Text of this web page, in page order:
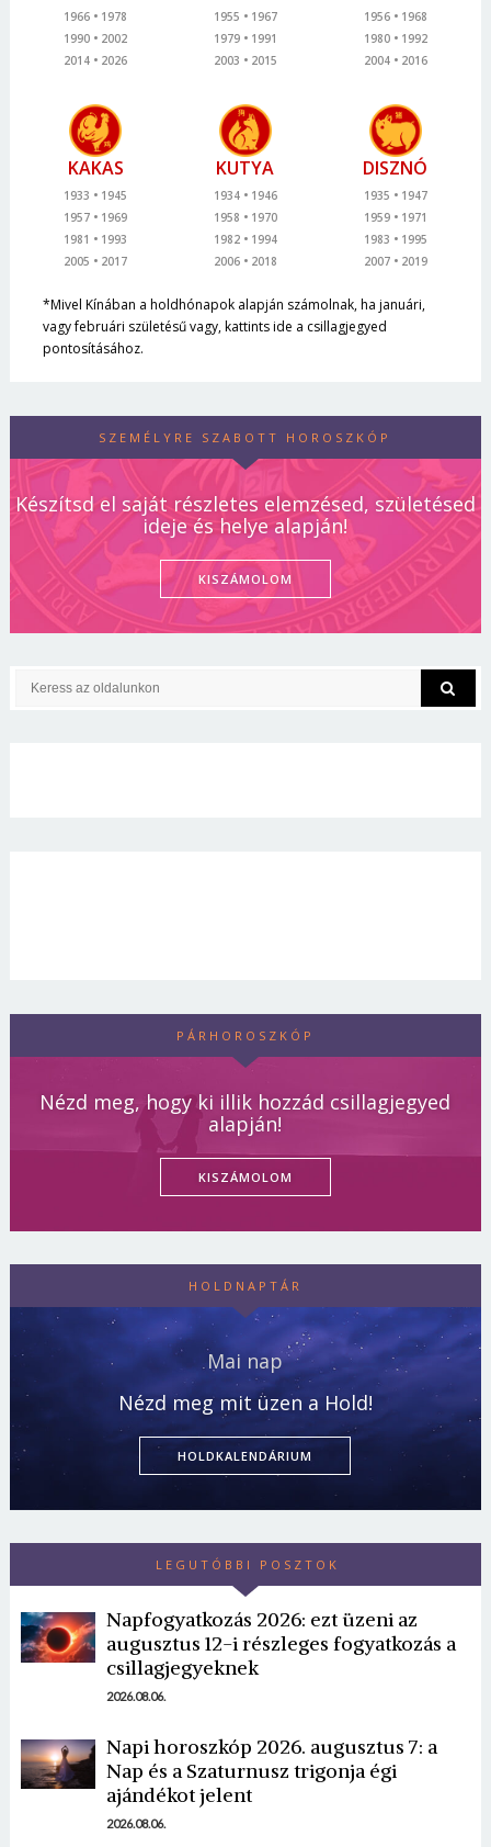
1966
1978
1990
2002
2014
2026
1955
1967
1979
1991
2003
2015
1956
1968
1980
1992
2004
2016
KAKAS
1933
1945
1957
1969
1981
1993
2005
2017
KUTYA
1934
1946
1958
1970
1982
1994
2006
2018
DISZNÓ
1935
1947
1959
1971
1983
1995
2007
2019
*Mivel Kínában a holdhónapok alapján számolnak, ha januári,
vagy februári születésű vagy, kattints ide a csillagjegyed
pontosításához.
SZEMÉLYRE SZABOTT HOROSZKÓP
Készítsd el saját részletes elemzésed, születésed
ideje és helye alapján!
KISZÁMOLOM
PÁRHOROSZKÓP
Nézd meg, hogy ki illik hozzád csillagjegyed
alapján!
KISZÁMOLOM
HOLDNAPTÁR
Mai nap
Nézd meg mit üzen a Hold!
HOLDKALENDÁRIUM
LEGUTÓBBI POSZTOK
Napfogyatkozás 2026: ezt üzeni az
augusztus 12-i részleges fogyatkozás a
csillagjegyeknek
2026.08.06.
Napi horoszkóp 2026. augusztus 7: a
Nap és a Szaturnusz trigonja égi
ajándékot jelent
2026.08.06.
E-mail cím vagy felhasználónév